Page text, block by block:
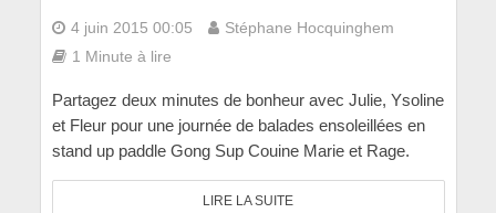
4 juin 2015 00:05
Stéphane Hocquinghem
1 Minute à lire
Partagez deux minutes de bonheur avec Julie, Ysoline
et Fleur pour une journée de balades ensoleillées en
stand up paddle Gong Sup Couine Marie et Rage.
LIRE LA SUITE